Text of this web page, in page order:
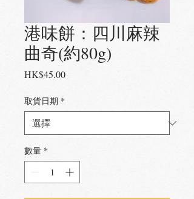
港味餅：四川麻辣
曲奇(約80g)
HK$45.00價
取貨日期 *
數量 *